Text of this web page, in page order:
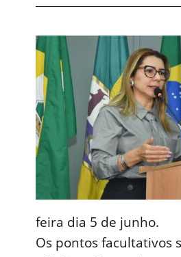
feira dia 5 de junho.
Os pontos facultativos